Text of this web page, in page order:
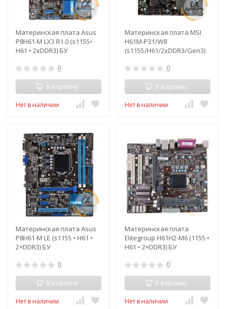
Материнская плата Asus
P8H61-M LX3 R1.0 (s1155•
H61 • 2xDDR3) БУ
0
В корзину
Нет в наличии
Материнская плата MSI
H61M-P31/W8
(s1155/H61/2xDDR3/Gen3)
0
В корзину
Нет в наличии
Материнская плата Asus
P8H61-M LE (s1155 • H61 •
2×DDR3) БУ
0
В корзину
Нет в наличии
Материнская плата
Elitegroup H61H2-M6 (1155 •
H61 • 2×DDR3) БУ
0
В корзину
Нет в наличии